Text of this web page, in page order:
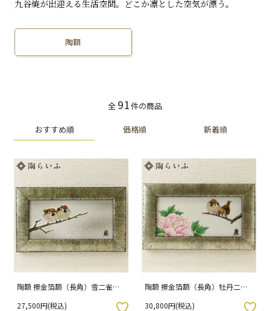
九谷焼が出迎える生活空間。どこか凛とした空気が漂う。
陶額
全 91件の商品
おすすめ順 価格順 新着順
陶額 擦金箔額（長角）雪二雀図/
27,500円(税込)
陶額 擦金箔額（長角）牡丹二雀
30,800円(税込)
お気に入りボタン